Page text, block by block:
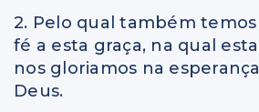
2. Pelo qual também
fé a esta graça, na qual
nos gloriamos na
Deus.